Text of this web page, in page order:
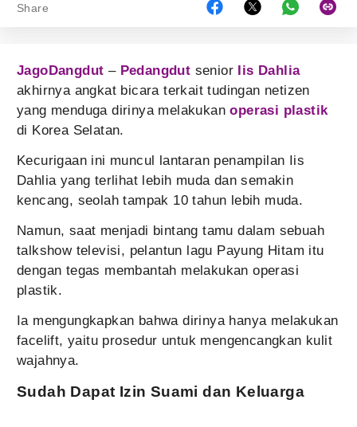
Share
JagoDangdut – Pedangdut senior Iis Dahlia
akhirnya angkat bicara terkait tudingan netizen
yang menduga dirinya melakukanoperasi plastik
di Korea Selatan.
Kecurigaan ini muncul lantaran penampilan Iis
Dahlia yang terlihat lebih muda dan semakin
kencang, seolah tampak 10 tahun lebih muda.
Namun, saat menjadi bintang tamu dalam sebuah
talkshow televisi, pelantun lagu Payung Hitam itu
dengan tegas membantah melakukan operasi
plastik.
Ia mengungkapkan bahwa dirinya hanya melakukan
facelift, yaitu prosedur untuk mengencangkan kulit
wajahnya.
Sudah Dapat Izin Suami dan Keluarga